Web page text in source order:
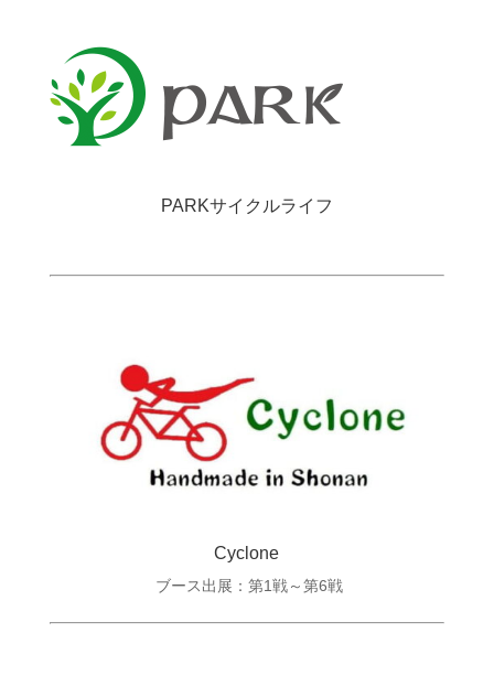
PARKサイクルライフ
Cyclone
ブース出展：第1戦～第6戦